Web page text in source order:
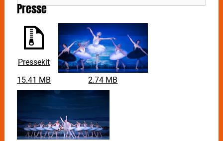
Presse
Pressekit
15.41 MB
2.74 MB